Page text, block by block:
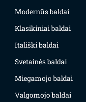
Modernūs baldai
Klasikiniai baldai
Itališki baldai
Svetainės baldai
Miegamojo baldai
Valgomojo baldai